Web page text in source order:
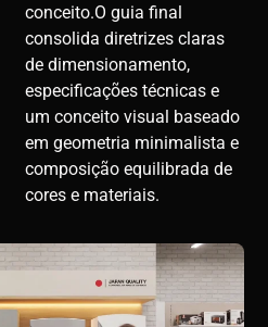
conceito.O guia final
consolida diretrizes claras
de dimensionamento,
especificações técnicas e
um conceito visual baseado
em geometria minimalista e
composição equilibrada de
cores e materiais.